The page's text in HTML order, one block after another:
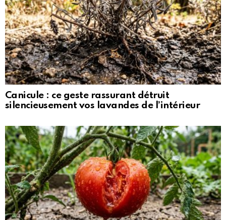
Canicule : ce geste rassurant détruit
silencieusement vos lavandes de l’intérieur